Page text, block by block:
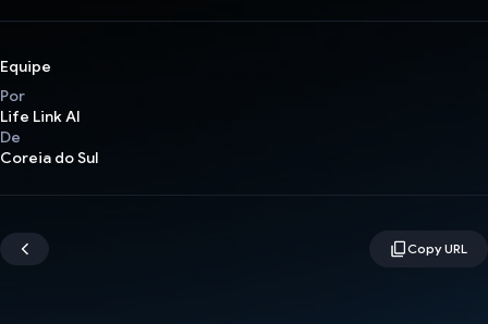
Equipe
Por
Life Link AI
De
Coreia do Sul